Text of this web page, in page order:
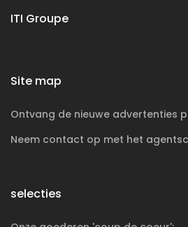
ITI Groupe
Site map
Ontvang de nieuwe advertenties
Neem contact op met het
selecties